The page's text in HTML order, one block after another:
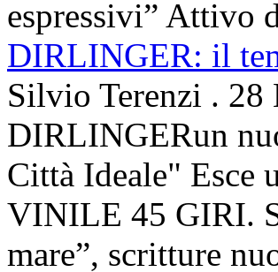
espressivi” Attivo
DIRLINGER: il
Silvio Terenzi . 28
DIRLINGERun
Città Ideale" Esce
VINILE 45 GIRI.
mare”, scritture